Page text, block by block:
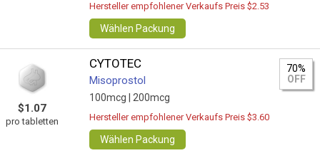
Hersteller empfohlener Verkaufs Preis $2.53
Wählen Packung
$1.07
pro tabletten
CYTOTEC
Misoprostol
100mcg | 200mcg
70%
OFF
Hersteller empfohlener Verkaufs Preis $3.60
Wählen Packung